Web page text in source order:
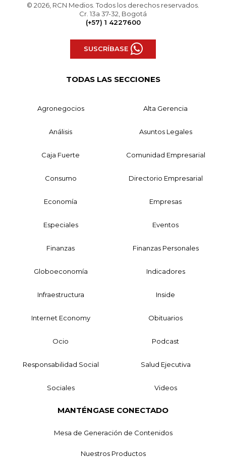
© 2026, RCN Medios. Todos los derechos reservados.
Cr. 13a 37-32, Bogotá
(+57) 1 4227600
SUSCRÍBASE
TODAS LAS SECCIONES
Agronegocios Alta Gerencia
Análisis Asuntos Legales
Caja Fuerte Comunidad Empresarial
Consumo Directorio Empresarial
Economía Empresas
Especiales Eventos
Finanzas Finanzas Personales
Globoeconomía Indicadores
Infraestructura Inside
Internet Economy Obituarios
Ocio Podcast
Responsabilidad Social Salud Ejecutiva
Sociales Videos
MANTÉNGASE CONECTADO
Mesa de Generación de Contenidos
Nuestros Productos